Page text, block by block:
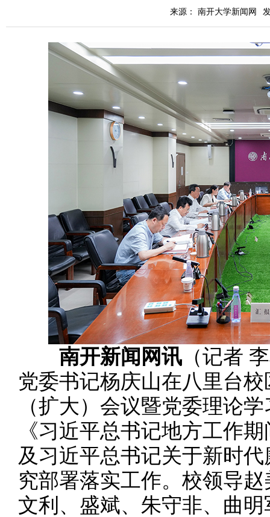
来源： 南开大学新闻网
南开新闻网讯 （记者
党委书记杨庆山在八里台
（扩大）会议暨党委理论
《习近平总书记地方工作
及习近平总书记关于新时
究部署落实工作。校领导
文利、盛斌、朱守非、曲